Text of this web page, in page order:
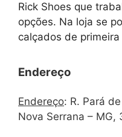
Rick Shoes que
opções. Na loja se
calçados de primeira
Endereço
Endereço: R. Pará
Nova Serrana – MG,